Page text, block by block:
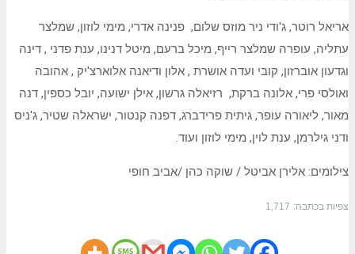
אריאל רוטר, ג'ודי ניר מוזס שלום, פנינה אדרי, מימי לוזון, שמלצר
עתליה, עופרה שמלצר רייף, מיכל ברעם, מיטל דנינו, ענת פדני , דינה
וגדעון אוברזון, קובי ועדה אושרת , אלון ודיאנה אלוארצ'יק , אהובה
ואולסי פרי, אלונה ברקת, רזיאלה גרשון, אילן ישועה, יובל כספין, דנה
מאור, ליאורה עופר, גיתית פרידברג, דפנה קנטור, ישראלה שטיר, ג'ניס
ודני גילרמן, ענת לוין, מימי לוזון ועוד.
צילומים: אלירן אביטל / שוקה כהן /אביב חופי
צפיות בכתבה: 1,717